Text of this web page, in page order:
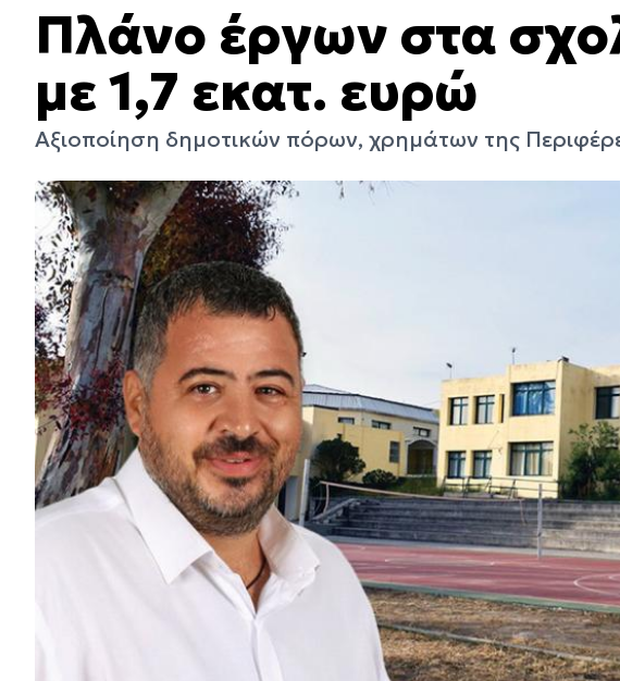
Πλάνο έργων στα
με 1,7 εκατ. ευρώ
Αξιοποίηση δημοτικών πόρων, χρημάτων της